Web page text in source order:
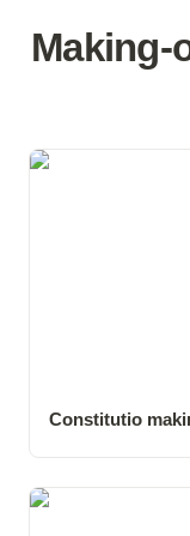
Making-
Constitutio making-
Constitutio
Constitutio making-